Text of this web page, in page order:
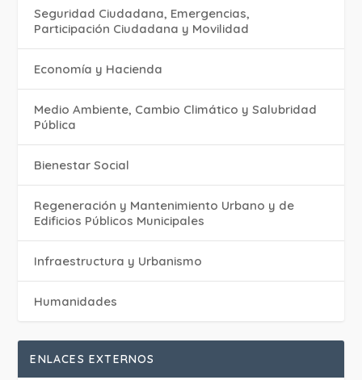
Seguridad Ciudadana, Emergencias,
Participación Ciudadana y Movilidad
Economía y Hacienda
Medio Ambiente, Cambio Climático y Salubridad
Pública
Bienestar Social
Regeneración y Mantenimiento Urbano y de
Edificios Públicos Municipales
Infraestructura y Urbanismo
Humanidades
ENLACES EXTERNOS